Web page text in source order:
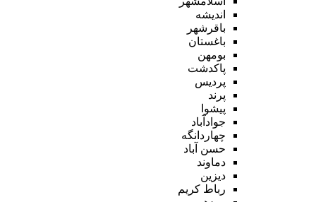
اندیشه
باقرشهر
باغستان
بومهن
پاکدشت
پردیس
پرند
پیشوا
جوادآباد
چهاردانگه
حسن آباد
دماوند
دیزین
رباط کریم